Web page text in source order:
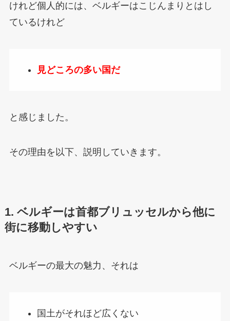
けれど個人的には、ベルギーはこじんまりとはし
ているけれど
見どころの多い国だ
と感じました。
その理由を以下、説明していきます。
1. ベルギーは首都ブリュッセルから他に
街に移動しやすい
ベルギーの最大の魅力、それは
国土がそれほど広くない